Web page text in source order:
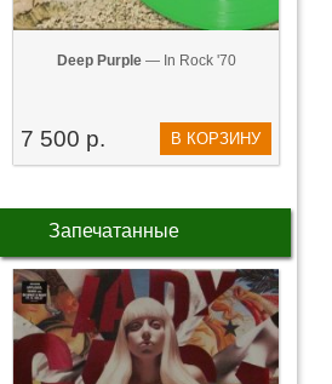
Deep Purple— In Rock '70
7 500 р. В КОРЗИНУ
Запечатанные